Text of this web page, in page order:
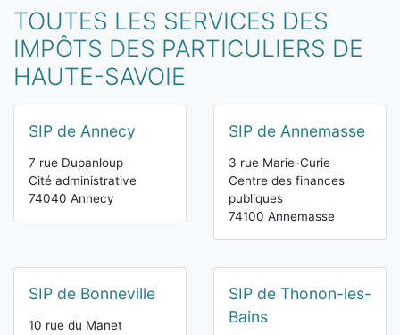
TOUTES LES SERVICES DES
IMPÔTS DES PARTICULIERS DE
HAUTE-SAVOIE
SIP de Annecy
7 rue Dupanloup
Cité administrative
74040 Annecy
SIP de Annemasse
3 rue Marie-Curie
Centre des finances
publiques
74100 Annemasse
SIP de Bonneville
10 rue du Manet
SIP de Thonon-les-
Bains